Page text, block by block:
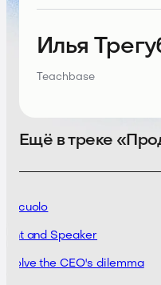
Илья
Teachbase
Ещё в треке
and Speaker
solve the CEO's dilemma